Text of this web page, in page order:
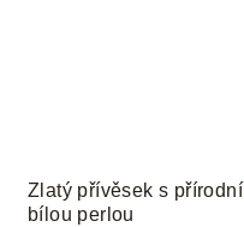
Zlatý přívěsek s přírodní
bílou perlou